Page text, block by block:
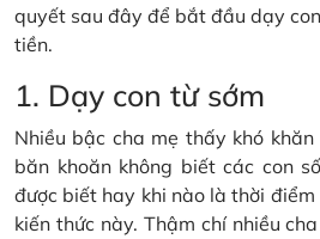
quyết sau đây để bắt đầu dạy
tiền.
1. Dạy con từ sớm
Nhiều bậc cha mẹ thấy khó
băn khoăn không biết các con
được biết hay khi nào là thời
kiến thức này. Thậm chí nhiều